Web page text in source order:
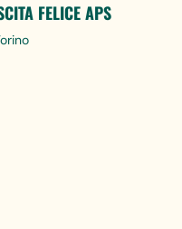
FELICE APS